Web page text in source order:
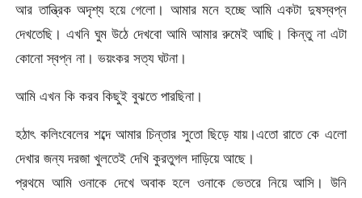
আর তান্ত্রিক অদৃশ্য হয়ে গেলো। আমার মনে হচ্ছে আমি একটা দুষস্বপ্ন
দেখতেছি। এখনি ঘুম উঠে দেখবো আমি আমার রুমেই আছি। কিন্তু না এটা
কোনো স্বপ্ন না। ভয়ংকর সত্য ঘটনা।
আমি এখন কি করব কিছুই বুঝতে পারছিনা।
হঠাৎ কলিংবেলের শব্দে আমার চিন্তার সুতো ছিড়ে যায়।এতো রাতে কে এলো
দেখার জন্য দরজা খুলতেই দেখি কুরতুগল দাড়িয়ে আছে।
প্রথমে আমি ওনাকে দেখে অবাক হলে ওনাকে ভেতরে নিয়ে আসি। উনি